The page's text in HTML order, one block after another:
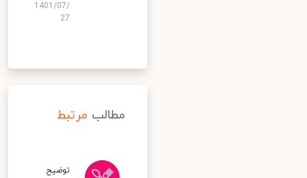
1401/07/
27
مطالب مرتبط
توضیح